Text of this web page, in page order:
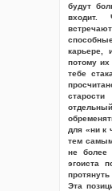
будут
входит.
карьере,
потому
тебе
для «ни к
тем
не более
эгоиста
Эта